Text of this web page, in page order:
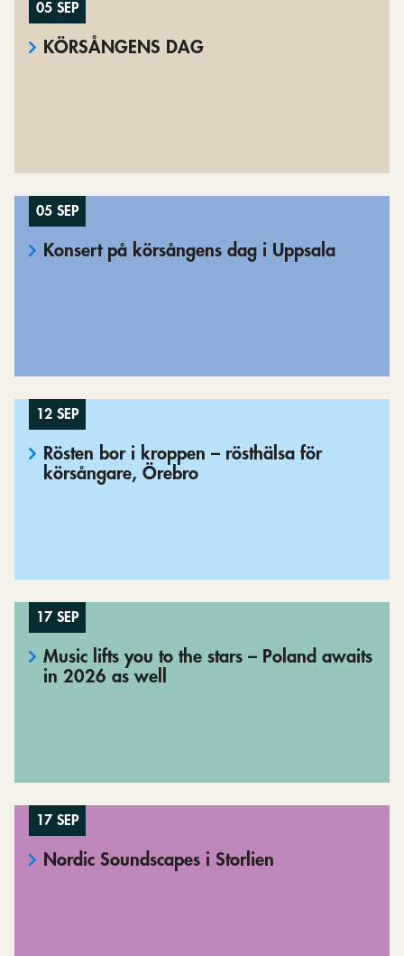
05 SEP
KÖRSÅNGENS DAG
05 SEP
Konsert på körsångens dag i Uppsala
12 SEP
Rösten bor i kroppen – rösthälsa för
körsångare, Örebro
17 SEP
Music lifts you to the stars – Poland awaits
in 2026 as well
17 SEP
Nordic Soundscapes i Storlien